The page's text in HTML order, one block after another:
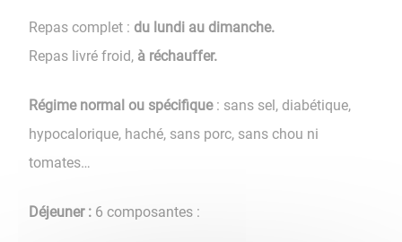
Repas complet : du lundi au dimanche.
Repas livré froid, à réchauffer.
Régime normal ou spécifique: sans sel, diabétique,
hypocalorique, haché, sans porc, sans chou ni
tomates…
Déjeuner : 6 composantes :